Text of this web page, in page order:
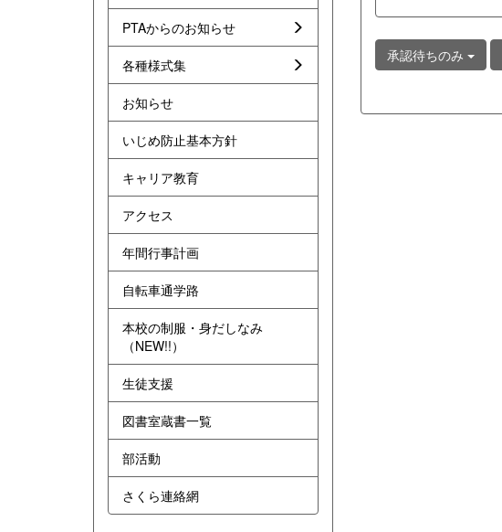
承認待ちのみ
PTAからのお知らせ
各種様式集
お知らせ
いじめ防止基本方針
キャリア教育
アクセス
年間行事計画
自転車通学路
本校の制服・身だしなみ
（NEW!!）
生徒支援
図書室蔵書一覧
部活動
さくら連絡網